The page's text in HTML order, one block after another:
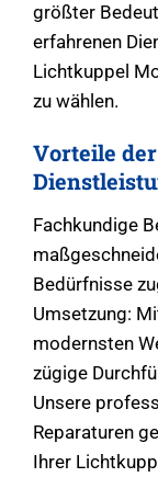
größter
erfahrenen
Lichtkuppel
zu wählen.
Vorteile
Fachkundige
Bedürfnisse
Umsetzung:
modernsten
zügige
Unsere
Reparaturen
Ihrer